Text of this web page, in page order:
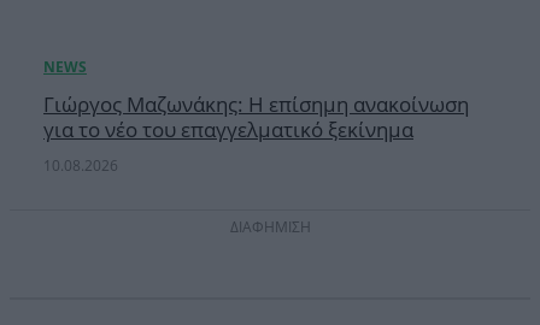
Γιώργος Μαζωνάκης: Η επίσημη ανακοίνωση
για το νέο του επαγγελματικό ξεκίνημα
10.08.2026
ΔΙΑΦΗΜΙΣΗ